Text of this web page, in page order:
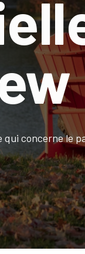
concerne le